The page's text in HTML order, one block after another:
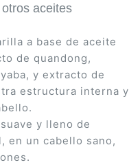
aceites
a base de aceite
de quandong,
y extracto de
estructura interna y
y lleno de
un cabello sano,